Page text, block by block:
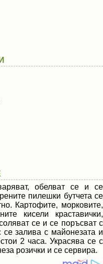
обелват се и се
пилешки бутчета се
Картофите, морковите,
кисели краставички,
се и се поръсват с
залива с майонезата и
2 часа. Украсява се с
розички и се сервира.